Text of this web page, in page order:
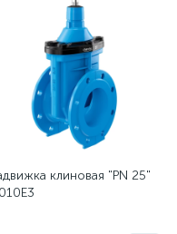
клиновая "PN 25"